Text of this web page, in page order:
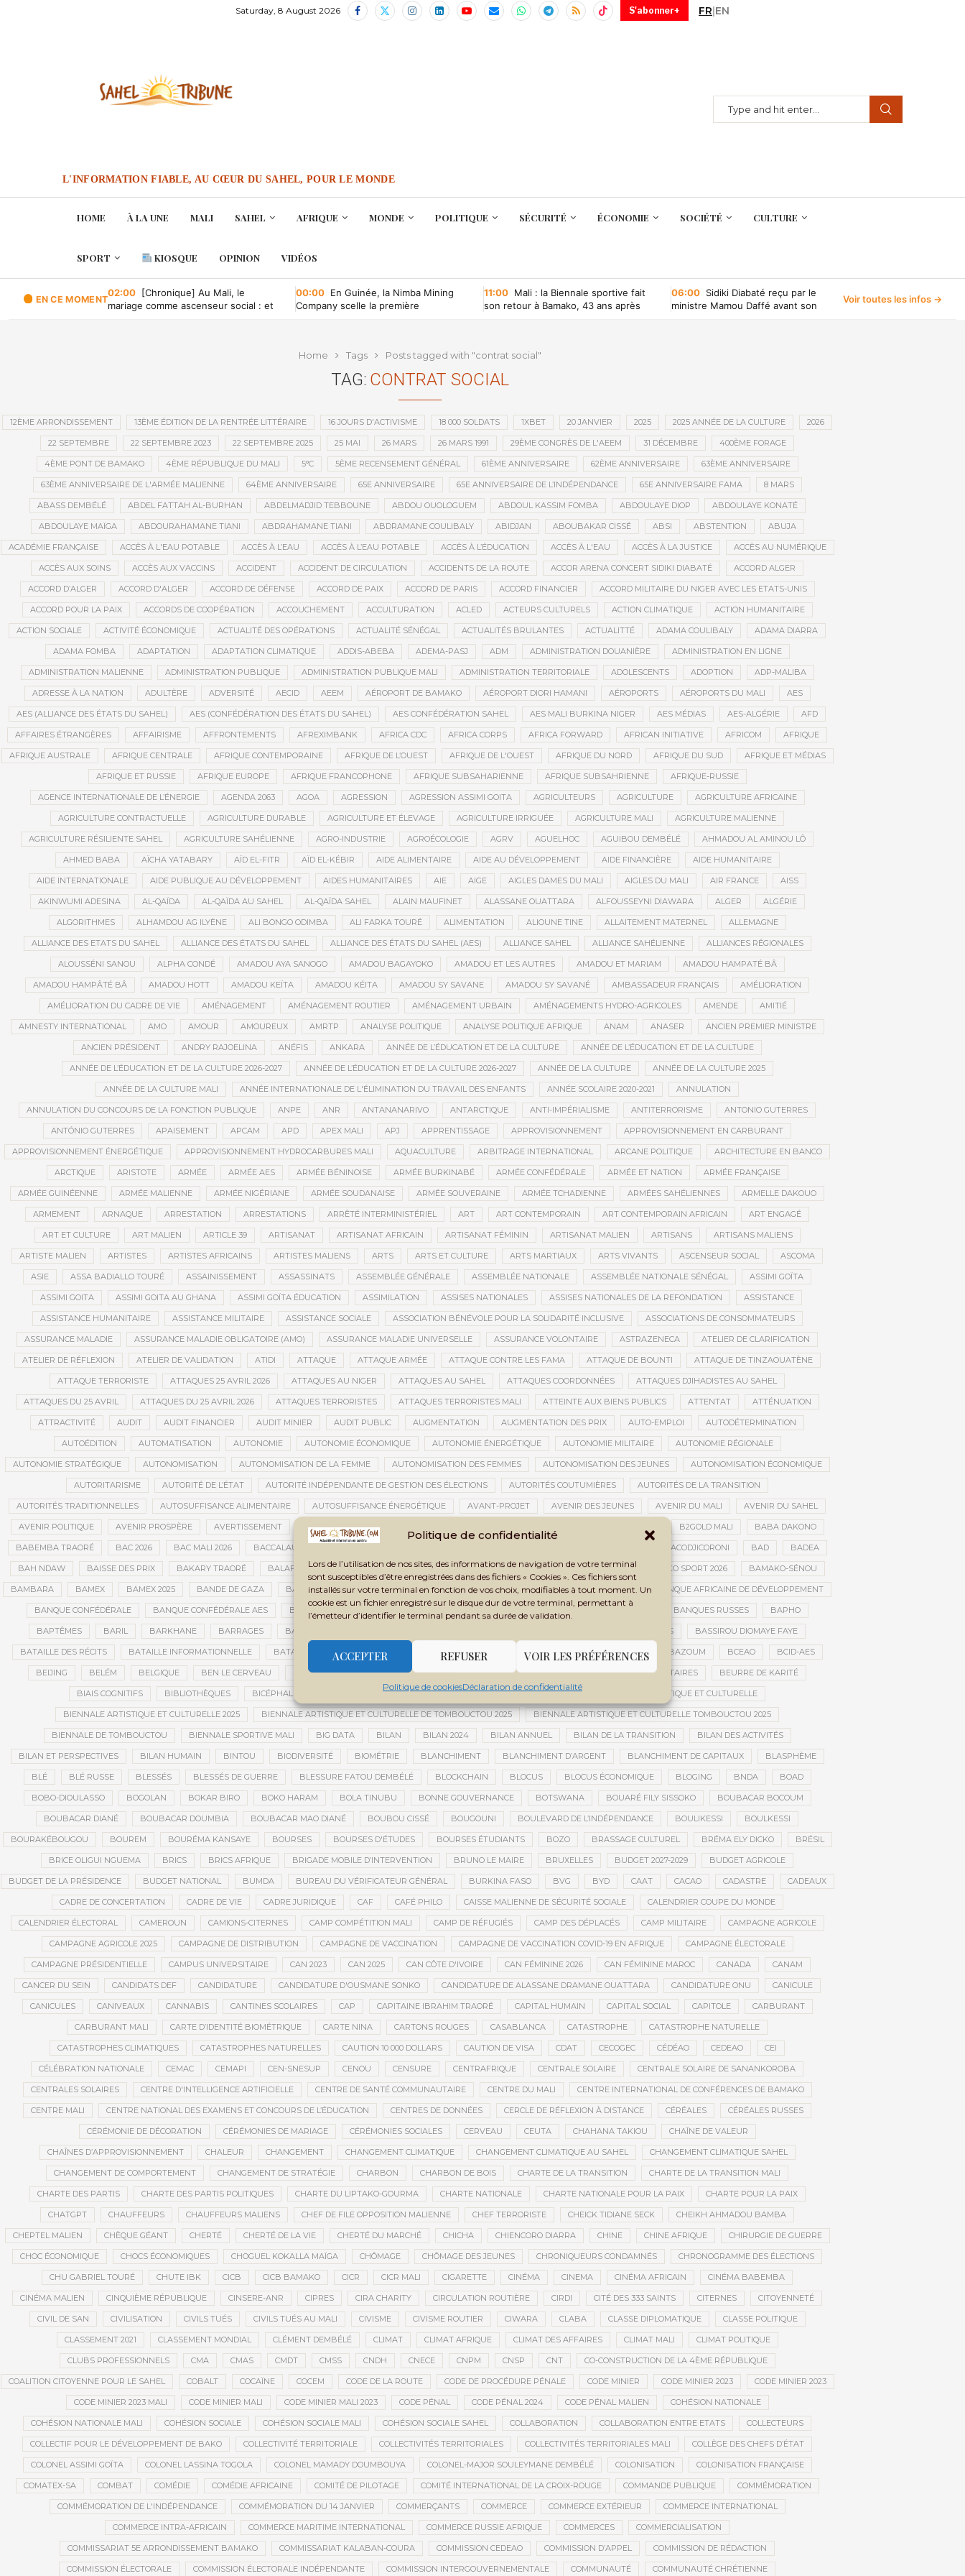
Politique de confidentialité
Lors de l’utilisation de nos sites, des informations de navigation de votre terminal
sont susceptibles d’être enregistrées dans des fichiers « Cookies ». Ces fichiers sont
installés sur votre terminal en fonction de vos choix, modifiables à tout moment. Un
cookie est un fichier enregistré sur le disque dur de votre terminal, permettant à
l’émetteur d’identifier le terminal pendant sa durée de validation.
ACCEPTER REFUSER VOIR LES PRÉFÉRENCES
Politique de cookiesDéclaration de confidentialité
Saturday, 8 August 2026 S'abonner+ FR EN
L'INFORMATION FIABLE, AU CŒUR DU SAHEL, POUR LE MONDE
HOME À LA UNE MALI SAHEL AFRIQUE MONDE POLITIQUE SÉCURITÉ ÉCONOMIE SOCIÉTÉ CULTURE
SPORT KIOSQUE OPINION VIDÉOS
EN CE MOMENT
02:00 [Chronique] Au Mali, le
mariage comme ascenseur social : et
00:00 En Guinée, la Nimba Mining
Company scelle la première
11:00 Mali : la Biennale sportive fait
son retour à Bamako, 43 ans après
06:00 Sidiki Diabaté reçu par le
ministre Mamou Daffé avant son
Voir toutes les infos →
Home Tags Posts tagged with "contrat social"
TAG: CONTRAT SOCIAL
12ÈME ARRONDISSEMENT 13ÈME ÉDITION DE LA RENTRÉE LITTÉRAIRE 16 JOURS D'ACTIVISME 18 000 SOLDATS 1XBET 20 JANVIER 2025 2025 ANNÉE DE LA CULTURE 2026
22 SEPTEMBRE 22 SEPTEMBRE 2023 22 SEPTEMBRE 2025 25 MAI 26 MARS 26 MARS 1991 29ÈME CONGRÈS DE L'AEEM 31 DÉCEMBRE 400ÈME FORAGE
4ÈME PONT DE BAMAKO 4ÈME RÉPUBLIQUE DU MALI 5°C 5ÈME RECENSEMENT GÉNÉRAL 61ÈME ANNIVERSAIRE 62ÈME ANNIVERSAIRE 63ÈME ANNIVERSAIRE
63ÈME ANNIVERSAIRE DE L'ARMÉE MALIENNE 64ÈME ANNIVERSAIRE 65E ANNIVERSAIRE 65E ANNIVERSAIRE DE L’INDÉPENDANCE 65E ANNIVERSAIRE FAMA 8 MARS
ABASS DEMBÉLÉ ABDEL FATTAH AL-BURHAN ABDELMADJID TEBBOUNE ABDOU OUOLOGUEM ABDOUL KASSIM FOMBA ABDOULAYE DIOP ABDOULAYE KONATÉ
ABDOULAYE MAÏGA ABDOURAHAMANE TIANI ABDRAHAMANE TIANI ABDRAMANE COULIBALY ABIDJAN ABOUBAKAR CISSÉ ABSI ABSTENTION ABUJA
ACADÉMIE FRANÇAISE ACCÈS À L'EAU POTABLE ACCÈS À L’EAU ACCÈS À L’EAU POTABLE ACCÈS À L’ÉDUCATION ACCÈS À L'EAU ACCÈS À LA JUSTICE ACCÈS AU NUMÉRIQUE
ACCÈS AUX SOINS ACCÈS AUX VACCINS ACCIDENT ACCIDENT DE CIRCULATION ACCIDENTS DE LA ROUTE ACCOR ARENA CONCERT SIDIKI DIABATÉ ACCORD ALGER
ACCORD D’ALGER ACCORD D'ALGER ACCORD DE DÉFENSE ACCORD DE PAIX ACCORD DE PARIS ACCORD FINANCIER ACCORD MILITAIRE DU NIGER AVEC LES ETATS-UNIS
ACCORD POUR LA PAIX ACCORDS DE COOPÉRATION ACCOUCHEMENT ACCULTURATION ACLED ACTEURS CULTURELS ACTION CLIMATIQUE ACTION HUMANITAIRE
ACTION SOCIALE ACTIVITÉ ÉCONOMIQUE ACTUALITÉ DES OPÉRATIONS ACTUALITÉ SÉNÉGAL ACTUALITÉS BRULANTES ACTUALITTÉ ADAMA COULIBALY ADAMA DIARRA
ADAMA FOMBA ADAPTATION ADAPTATION CLIMATIQUE ADDIS-ABEBA ADEMA-PASJ ADM ADMINISTRATION DOUANIÈRE ADMINISTRATION EN LIGNE
ADMINISTRATION MALIENNE ADMINISTRATION PUBLIQUE ADMINISTRATION PUBLIQUE MALI ADMINISTRATION TERRITORIALE ADOLESCENTS ADOPTION ADP-MALIBA
ADRESSE À LA NATION ADULTÈRE ADVERSITÉ AECID AEEM AÉROPORT DE BAMAKO AÉROPORT DIORI HAMANI AÉROPORTS AÉROPORTS DU MALI AES
AES (ALLIANCE DES ÉTATS DU SAHEL) AES (CONFÉDÉRATION DES ÉTATS DU SAHEL) AES CONFÉDÉRATION SAHEL AES MALI BURKINA NIGER AES MÉDIAS AES-ALGÉRIE AFD
AFFAIRES ÉTRANGÈRES AFFAIRISME AFFRONTEMENTS AFREXIMBANK AFRICA CDC AFRICA CORPS AFRICA FORWARD AFRICAN INITIATIVE AFRICOM AFRIQUE
AFRIQUE AUSTRALE AFRIQUE CENTRALE AFRIQUE CONTEMPORAINE AFRIQUE DE L’OUEST AFRIQUE DE L'OUEST AFRIQUE DU NORD AFRIQUE DU SUD AFRIQUE ET MÉDIAS
AFRIQUE ET RUSSIE AFRIQUE EUROPE AFRIQUE FRANCOPHONE AFRIQUE SUBSAHARIENNE AFRIQUE SUBSAHRIENNE AFRIQUE-RUSSIE
AGENCE INTERNATIONALE DE L’ÉNERGIE AGENDA 2063 AGOA AGRESSION AGRESSION ASSIMI GOITA AGRICULTEURS AGRICULTURE AGRICULTURE AFRICAINE
AGRICULTURE CONTRACTUELLE AGRICULTURE DURABLE AGRICULTURE ET ÉLEVAGE AGRICULTURE IRRIGUÉE AGRICULTURE MALI AGRICULTURE MALIENNE
AGRICULTURE RÉSILIENTE SAHEL AGRICULTURE SAHÉLIENNE AGRO-INDUSTRIE AGROÉCOLOGIE AGRV AGUELHOC AGUIBOU DEMBÉLÉ AHMADOU AL AMINOU LÔ
AHMED BABA AÏCHA YATABARY AÏD EL-FITR AÏD EL-KÉBIR AIDE ALIMENTAIRE AIDE AU DÉVELOPPEMENT AIDE FINANCIÈRE AIDE HUMANITAIRE
AIDE INTERNATIONALE AIDE PUBLIQUE AU DÉVELOPPEMENT AIDES HUMANITAIRES AIE AIGE AIGLES DAMES DU MALI AIGLES DU MALI AIR FRANCE AISS
AKINWUMI ADESINA AL-QAÏDA AL-QAÏDA AU SAHEL AL-QAÏDA SAHEL ALAIN MAUFINET ALASSANE OUATTARA ALFOUSSEYNI DIAWARA ALGER ALGÉRIE
ALGORITHMES ALHAMDOU AG ILYÈNE ALI BONGO ODIMBA ALI FARKA TOURÉ ALIMENTATION ALIOUNE TINE ALLAITEMENT MATERNEL ALLEMAGNE
ALLIANCE DES ETATS DU SAHEL ALLIANCE DES ÉTATS DU SAHEL ALLIANCE DES ÉTATS DU SAHEL (AES) ALLIANCE SAHEL ALLIANCE SAHÉLIENNE ALLIANCES RÉGIONALES
ALOUSSÉNI SANOU ALPHA CONDÉ AMADOU AYA SANOGO AMADOU BAGAYOKO AMADOU ET LES AUTRES AMADOU ET MARIAM AMADOU HAMPATÉ BÂ
AMADOU HAMPÂTÉ BÂ AMADOU HOTT AMADOU KEÏTA AMADOU KÉITA AMADOU SY SAVANE AMADOU SY SAVANÉ AMBASSADEUR FRANÇAIS AMÉLIORATION
AMÉLIORATION DU CADRE DE VIE AMÉNAGEMENT AMÉNAGEMENT ROUTIER AMÉNAGEMENT URBAIN AMÉNAGEMENTS HYDRO-AGRICOLES AMENDE AMITIÉ
AMNESTY INTERNATIONAL AMO AMOUR AMOUREUX AMRTP ANALYSE POLITIQUE ANALYSE POLITIQUE AFRIQUE ANAM ANASER ANCIEN PREMIER MINISTRE
ANCIEN PRÉSIDENT ANDRY RAJOELINA ANÉFIS ANKARA ANNÉE DE L’ÉDUCATION ET DE LA CULTURE ANNÉE DE L’ÉDUCATION ET DE LA CULTURE
ANNÉE DE L’ÉDUCATION ET DE LA CULTURE 2026-2027 ANNÉE DE L’ÉDUCATION ET DE LA CULTURE 2026-2027 ANNÉE DE LA CULTURE ANNÉE DE LA CULTURE 2025
ANNÉE DE LA CULTURE MALI ANNÉE INTERNATIONALE DE L'ÉLIMINATION DU TRAVAIL DES ENFANTS ANNÉE SCOLAIRE 2020-2021 ANNULATION
ANNULATION DU CONCOURS DE LA FONCTION PUBLIQUE ANPE ANR ANTANANARIVO ANTARCTIQUE ANTI-IMPÉRIALISME ANTITERRORISME ANTONIO GUTERRES
ANTÓNIO GUTERRES APAISEMENT APCAM APD APEX MALI APJ APPRENTISSAGE APPROVISIONNEMENT APPROVISIONNEMENT EN CARBURANT
APPROVISIONNEMENT ÉNERGÉTIQUE APPROVISIONNEMENT HYDROCARBURES MALI AQUACULTURE ARBITRAGE INTERNATIONAL ARCANE POLITIQUE ARCHITECTURE EN BANCO
ARCTIQUE ARISTOTE ARMÉE ARMÉE AES ARMÉE BÉNINOISE ARMÉE BURKINABÉ ARMÉE CONFÉDÉRALE ARMÉE ET NATION ARMÉE FRANÇAISE
ARMÉE GUINÉENNE ARMÉE MALIENNE ARMÉE NIGÉRIANE ARMÉE SOUDANAISE ARMÉE SOUVERAINE ARMÉE TCHADIENNE ARMÉES SAHÉLIENNES ARMELLE DAKOUO
ARMEMENT ARNAQUE ARRESTATION ARRESTATIONS ARRÊTÉ INTERMINISTÉRIEL ART ART CONTEMPORAIN ART CONTEMPORAIN AFRICAIN ART ENGAGÉ
ART ET CULTURE ART MALIEN ARTICLE 39 ARTISANAT ARTISANAT AFRICAIN ARTISANAT FÉMININ ARTISANAT MALIEN ARTISANS ARTISANS MALIENS
ARTISTE MALIEN ARTISTES ARTISTES AFRICAINS ARTISTES MALIENS ARTS ARTS ET CULTURE ARTS MARTIAUX ARTS VIVANTS ASCENSEUR SOCIAL ASCOMA
ASIE ASSA BADIALLO TOURÉ ASSAINISSEMENT ASSASSINATS ASSEMBLÉE GÉNÉRALE ASSEMBLÉE NATIONALE ASSEMBLÉE NATIONALE SÉNÉGAL ASSIMI GOÏTA
ASSIMI GOITA ASSIMI GOITA AU GHANA ASSIMI GOÏTA ÉDUCATION ASSIMILATION ASSISES NATIONALES ASSISES NATIONALES DE LA REFONDATION ASSISTANCE
ASSISTANCE HUMANITAIRE ASSISTANCE MILITAIRE ASSISTANCE SOCIALE ASSOCIATION BÉNÉVOLE POUR LA SOLIDARITÉ INCLUSIVE ASSOCIATIONS DE CONSOMMATEURS
ASSURANCE MALADIE ASSURANCE MALADIE OBLIGATOIRE (AMO) ASSURANCE MALADIE UNIVERSELLE ASSURANCE VOLONTAIRE ASTRAZENECA ATELIER DE CLARIFICATION
ATELIER DE RÉFLEXION ATELIER DE VALIDATION ATIDI ATTAQUE ATTAQUE ARMÉE ATTAQUE CONTRE LES FAMA ATTAQUE DE BOUNTI ATTAQUE DE TINZAOUATÈNE
ATTAQUE TERRORISTE ATTAQUES 25 AVRIL 2026 ATTAQUES AU NIGER ATTAQUES AU SAHEL ATTAQUES COORDONNÉES ATTAQUES DJIHADISTES AU SAHEL
ATTAQUES DU 25 AVRIL ATTAQUES DU 25 AVRIL 2026 ATTAQUES TERRORISTES ATTAQUES TERRORISTES MALI ATTEINTE AUX BIENS PUBLICS ATTENTAT ATTÉNUATION
ATTRACTIVITÉ AUDIT AUDIT FINANCIER AUDIT MINIER AUDIT PUBLIC AUGMENTATION AUGMENTATION DES PRIX AUTO-EMPLOI AUTODÉTERMINATION
AUTOÉDITION AUTOMATISATION AUTONOMIE AUTONOMIE ÉCONOMIQUE AUTONOMIE ÉNERGÉTIQUE AUTONOMIE MILITAIRE AUTONOMIE RÉGIONALE
AUTONOMIE STRATÉGIQUE AUTONOMISATION AUTONOMISATION DE LA FEMME AUTONOMISATION DES FEMMES AUTONOMISATION DES JEUNES AUTONOMISATION ÉCONOMIQUE
AUTORITARISME AUTORITÉ DE L’ÉTAT AUTORITÉ INDÉPENDANTE DE GESTION DES ÉLECTIONS AUTORITÉS COUTUMIÈRES AUTORITÉS DE LA TRANSITION
AUTORITÉS TRADITIONNELLES AUTOSUFFISANCE ALIMENTAIRE AUTOSUFFISANCE ÉNERGÉTIQUE AVANT-PROJET AVENIR DES JEUNES AVENIR DU MALI AVENIR DU SAHEL
AVENIR POLITIQUE AVENIR PROSPÈRE AVERTISSEMENT AVIATION CIVILE B2GOLD MALI BABA DAKONO
BABEMBA TRAORÉ BAC 2026 BAC MALI 2026 BACCALAURÉAT BACODJICORONI BAD BADEA
BAH NDAW BAISSE DES PRIX BAKARY TRAORÉ BALAFON BAMAKO BAMAKO 2025 BAMAKO 2026 BAMAKO SÉCURITÉ BAMAKO SPORT 2026 BAMAKO-SÉNOU
BAMBARA BAMEX BAMEX 2025 BANDE DE GAZA BANDIAGARA BANDIOUGOU DANTÉ BANDITISME BANGUI BANQUE BANQUE AFRICAINE DE DÉVELOPPEMENT
BANQUE CONFÉDÉRALE BANQUE CONFÉDÉRALE AES BANQUE MONDIALE BANQUE OUEST-AFRICAINE DE DÉVELOPPEMENT BANQUES RUSSES BAPHO
BAPTÊMES BARIL BARKHANE BARRAGES BARRICADES BARS BASSIROU DIOMAYE FAYE
BATAILLE DES RÉCITS BATAILLE INFORMATIONNELLE BATAILLON TCHADIEN BATTERIES ÉLECTRIQUES BATTERIES LITHIUM BAUXITE BAZOUM BCEAO BCID-AES
BEIJING BELÉM BELGIQUE BEN LE CERVEAU BÉNIN BER BERNARD AYLWARD BESOIN HUMANITAIRE BESOINS HUMANITAIRES BEURRE DE KARITÉ
BIAIS COGNITIFS BIBLIOTHÈQUES BICÉPHALISME BIENNALE AFRICAINE DE LA PHOTOGRAPHIE BIENNALE ARTISTIQUE ET CULTURELLE
BIENNALE ARTISTIQUE ET CULTURELLE 2025 BIENNALE ARTISTIQUE ET CULTURELLE DE TOMBOUCTOU 2025 BIENNALE ARTISTIQUE ET CULTURELLE TOMBOUCTOU 2025
BIENNALE DE TOMBOUCTOU BIENNALE SPORTIVE MALI BIG DATA BILAN BILAN 2024 BILAN ANNUEL BILAN DE LA TRANSITION BILAN DES ACTIVITÉS
BILAN ET PERSPECTIVES BILAN HUMAIN BINTOU BIODIVERSITÉ BIOMÉTRIE BLANCHIMENT BLANCHIMENT D’ARGENT BLANCHIMENT DE CAPITAUX BLASPHÈME
BLÉ BLÉ RUSSE BLESSÉS BLESSÉS DE GUERRE BLESSURE FATOU DEMBÉLÉ BLOCKCHAIN BLOCUS BLOCUS ÉCONOMIQUE BLOGING BNDA BOAD
BOBO-DIOULASSO BOGOLAN BOKAR BIRO BOKO HARAM BOLA TINUBU BONNE GOUVERNANCE BOTSWANA BOUARÉ FILY SISSOKO BOUBACAR BOCOUM
BOUBACAR DIANÉ BOUBACAR DOUMBIA BOUBACAR MAO DIANÉ BOUBOU CISSÉ BOUGOUNI BOULEVARD DE L’INDÉPENDANCE BOULIKESSI BOULKESSI
BOURAKÉBOUGOU BOUREM BOURÉMA KANSAYE BOURSES BOURSES D'ÉTUDES BOURSES ÉTUDIANTS BOZO BRASSAGE CULTUREL BRÉMA ELY DICKO BRÉSIL
BRICE OLIGUI NGUEMA BRICS BRICS AFRIQUE BRIGADE MOBILE D’INTERVENTION BRUNO LE MAIRE BRUXELLES BUDGET 2027-2029 BUDGET AGRICOLE
BUDGET DE LA PRÉSIDENCE BUDGET NATIONAL BUMDA BUREAU DU VÉRIFICATEUR GÉNÉRAL BURKINA FASO BVG BYD CAAT CACAO CADASTRE CADEAUX
CADRE DE CONCERTATION CADRE DE VIE CADRE JURIDIQUE CAF CAFÉ PHILO CAISSE MALIENNE DE SÉCURITÉ SOCIALE CALENDRIER COUPE DU MONDE
CALENDRIER ÉLECTORAL CAMEROUN CAMIONS-CITERNES CAMP COMPÉTITION MALI CAMP DE RÉFUGIÉS CAMP DES DÉPLACÉS CAMP MILITAIRE CAMPAGNE AGRICOLE
CAMPAGNE AGRICOLE 2025 CAMPAGNE DE DISTRIBUTION CAMPAGNE DE VACCINATION CAMPAGNE DE VACCINATION COVID-19 EN AFRIQUE CAMPAGNE ÉLECTORALE
CAMPAGNE PRÉSIDENTIELLE CAMPUS UNIVERSITAIRE CAN 2023 CAN 2025 CAN CÔTE D'IVOIRE CAN FÉMININE 2026 CAN FÉMININE MAROC CANADA CANAM
CANCER DU SEIN CANDIDATS DEF CANDIDATURE CANDIDATURE D'OUSMANE SONKO CANDIDATURE DE ALASSANE DRAMANE OUATTARA CANDIDATURE ONU CANICULE
CANICULES CANIVEAUX CANNABIS CANTINES SCOLAIRES CAP CAPITAINE IBRAHIM TRAORÉ CAPITAL HUMAIN CAPITAL SOCIAL CAPITOLE CARBURANT
CARBURANT MALI CARTE D’IDENTITÉ BIOMÉTRIQUE CARTE NINA CARTONS ROUGES CASABLANCA CATASTROPHE CATASTROPHE NATURELLE
CATASTROPHES CLIMATIQUES CATASTROPHES NATURELLES CAUTION 10 000 DOLLARS CAUTION DE VISA CDAT CECOGEC CÉDÉAO CEDEAO CEI
CÉLÉBRATION NATIONALE CEMAC CEMAPI CEN-SNESUP CENOU CENSURE CENTRAFRIQUE CENTRALE SOLAIRE CENTRALE SOLAIRE DE SANANKOROBA
CENTRALES SOLAIRES CENTRE D'INTELLIGENCE ARTIFICIELLE CENTRE DE SANTÉ COMMUNAUTAIRE CENTRE DU MALI CENTRE INTERNATIONAL DE CONFÉRENCES DE BAMAKO
CENTRE MALI CENTRE NATIONAL DES EXAMENS ET CONCOURS DE L’ÉDUCATION CENTRES DE DONNÉES CERCLE DE RÉFLEXION À DISTANCE CÉRÉALES CÉRÉALES RUSSES
CÉRÉMONIE DE DÉCORATION CÉRÉMONIES DE MARIAGE CÉRÉMONIES SOCIALES CERVEAU CEUTA CHAHANA TAKIOU CHAÎNE DE VALEUR
CHAÎNES D’APPROVISIONNEMENT CHALEUR CHANGEMENT CHANGEMENT CLIMATIQUE CHANGEMENT CLIMATIQUE AU SAHEL CHANGEMENT CLIMATIQUE SAHEL
CHANGEMENT DE COMPORTEMENT CHANGEMENT DE STRATÉGIE CHARBON CHARBON DE BOIS CHARTE DE LA TRANSITION CHARTE DE LA TRANSITION MALI
CHARTE DES PARTIS CHARTE DES PARTIS POLITIQUES CHARTE DU LIPTAKO-GOURMA CHARTE NATIONALE CHARTE NATIONALE POUR LA PAIX CHARTE POUR LA PAIX
CHATGPT CHAUFFEURS CHAUFFEURS MALIENS CHEF DE FILE OPPOSITION MALIENNE CHEF TERRORISTE CHEICK TIDIANE SECK CHEIKH AHMADOU BAMBA
CHEPTEL MALIEN CHÈQUE GÉANT CHERTÉ CHERTÉ DE LA VIE CHERTÉ DU MARCHÉ CHICHA CHIENCORO DIARRA CHINE CHINE AFRIQUE CHIRURGIE DE GUERRE
CHOC ÉCONOMIQUE CHOCS ÉCONOMIQUES CHOGUEL KOKALLA MAÏGA CHÔMAGE CHÔMAGE DES JEUNES CHRONIQUEURS CONDAMNÉS CHRONOGRAMME DES ÉLECTIONS
CHU GABRIEL TOURÉ CHUTE IBK CICB CICB BAMAKO CICR CICR MALI CIGARETTE CINÉMA CINEMA CINÉMA AFRICAIN CINÉMA BABEMBA
CINÉMA MALIEN CINQUIÈME RÉPUBLIQUE CINSERE-ANR CIPRES CIRA CHARITY CIRCULATION ROUTIÈRE CIRDI CITÉ DES 333 SAINTS CITERNES CITOYENNETÉ
CIVIL DE SAN CIVILISATION CIVILS TUÉS CIVILS TUÉS AU MALI CIVISME CIVISME ROUTIER CIWARA CLABA CLASSE DIPLOMATIQUE CLASSE POLITIQUE
CLASSEMENT 2021 CLASSEMENT MONDIAL CLÉMENT DEMBÉLÉ CLIMAT CLIMAT AFRIQUE CLIMAT DES AFFAIRES CLIMAT MALI CLIMAT POLITIQUE
CLUBS PROFESSIONNELS CMA CMAS CMDT CMSS CNDH CNECE CNPM CNSP CNT CO-CONSTRUCTION DE LA 4ÈME RÉPUBLIQUE
COALITION CITOYENNE POUR LE SAHEL COBALT COCAÏNE COCEM CODE DE LA ROUTE CODE DE PROCÉDURE PÉNALE CODE MINIER CODE MINIER 2023 CODE MINIER 2023
CODE MINIER 2023 MALI CODE MINIER MALI CODE MINIER MALI 2023 CODE PÉNAL CODE PÉNAL 2024 CODE PÉNAL MALIEN COHÉSION NATIONALE
COHÉSION NATIONALE MALI COHÉSION SOCIALE COHÉSION SOCIALE MALI COHÉSION SOCIALE SAHEL COLLABORATION COLLABORATION ENTRE ETATS COLLECTEURS
COLLECTIF POUR LE DÉVELOPPEMENT DE BAKO COLLECTIVITÉ TERRITORIALE COLLECTIVITÉS TERRITORIALES COLLECTIVITÉS TERRITORIALES MALI COLLÈGE DES CHEFS D’ÉTAT
COLONEL ASSIMI GOÏTA COLONEL LASSINA TOGOLA COLONEL MAMADY DOUMBOUYA COLONEL-MAJOR SOULEYMANE DEMBÉLÉ COLONISATION COLONISATION FRANÇAISE
COMATEX-SA COMBAT COMÉDIE COMÉDIE AFRICAINE COMITÉ DE PILOTAGE COMITÉ INTERNATIONAL DE LA CROIX-ROUGE COMMANDE PUBLIQUE COMMÉMORATION
COMMÉMORATION DE L'INDÉPENDANCE COMMÉMORATION DU 14 JANVIER COMMERÇANTS COMMERCE COMMERCE EXTÉRIEUR COMMERCE INTERNATIONAL
COMMERCE INTRA-AFRICAIN COMMERCE MARITIME INTERNATIONAL COMMERCE RUSSIE AFRIQUE COMMERCES COMMERCIALISATION
COMMISSARIAT 5E ARRONDISSEMENT BAMAKO COMMISSARIAT KALABAN-COURA COMMISSION CEDEAO COMMISSION D’APPEL COMMISSION DE RÉDACTION
COMMISSION ÉLECTORALE COMMISSION ÉLECTORALE INDÉPENDANTE COMMISSION INTERGOUVERNEMENTALE COMMUNAUTÉ COMMUNAUTÉ CHRÉTIENNE